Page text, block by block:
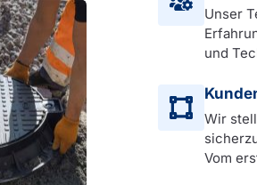
Unser
und
Wir
Vom